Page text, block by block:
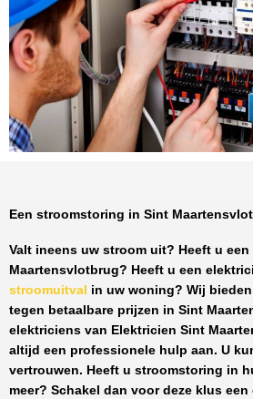
Een stroomstoring in Sint
Valt ineens uw stroom uit? Heeft u een
Maartensvlotbrug? Heeft u een
stroomuitval in uw woning? Wij
tegen betaalbare prijzen in Sint
elektriciens van Elektricien Sint
altijd een professionele hulp aan. U
vertrouwen. Heeft u stroomstoring in
meer? Schakel dan voor deze klus